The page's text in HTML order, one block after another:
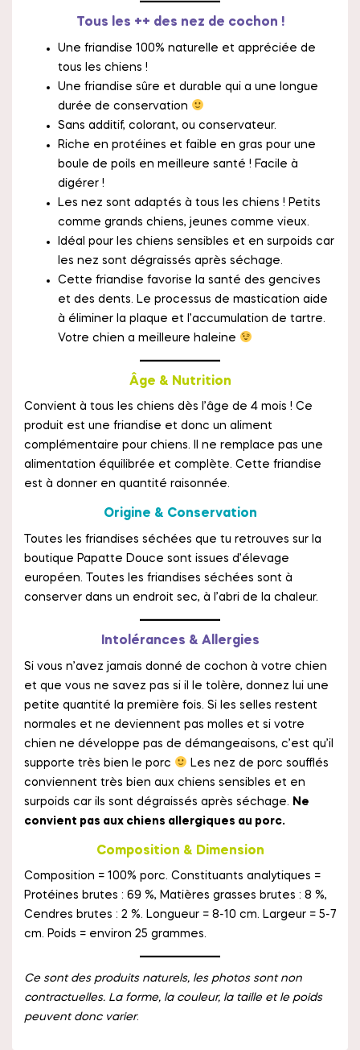
Tous les ++ des nez de cochon !
Une friandise 100% naturelle et appréciée de
tous les chiens !
Une friandise sûre et durable qui a une longue
durée de conservation
Sans additif, colorant, ou conservateur.
Riche en protéines et faible en gras pour une
boule de poils en meilleure santé ! Facile à
digérer !
Les nez sont adaptés à tous les chiens ! Petits
comme grands chiens, jeunes comme vieux.
Idéal pour les chiens sensibles et en surpoids car
les nez sont dégraissés après séchage.
Cette friandise favorise la santé des gencives
et des dents. Le processus de mastication aide
à éliminer la plaque et l’accumulation de tartre.
Votre chien a meilleure haleine
Âge & Nutrition
Convient à tous les chiens dès l’âge de 4 mois ! Ce
produit est une friandise et donc un aliment
complémentaire pour chiens. Il ne remplace pas une
alimentation équilibrée et complète. Cette friandise
est à donner en quantité raisonnée.
Origine & Conservation
Toutes les friandises séchées que tu retrouves sur la
boutique Papatte Douce sont issues d’élevage
européen. Toutes les friandises séchées sont à
conserver dans un endroit sec, à l’abri de la chaleur.
Intolérances & Allergies
Si vous n’avez jamais donné de cochon à votre chien
et que vous ne savez pas si il le tolère, donnez lui une
petite quantité la première fois. Si les selles restent
normales et ne deviennent pas molles et si votre
chien ne développe pas de démangeaisons, c’est qu’il
supporte très bien le porc
Les nez de porc soufflés
conviennent très bien aux chiens sensibles et en
surpoids car ils sont dégraissés après séchage. Ne
convient pas aux chiens allergiques au porc.
Composition & Dimension
Composition = 100% porc. Constituants analytiques =
Protéines brutes : 69 %, Matières grasses brutes : 8 %,
Cendres brutes : 2 %. Longueur = 8-10 cm. Largeur = 5-7
cm. Poids = environ 25 grammes.
Ce sont des produits naturels, les photos sont non
contractuelles. La forme, la couleur, la taille et le poids
peuvent donc varier.